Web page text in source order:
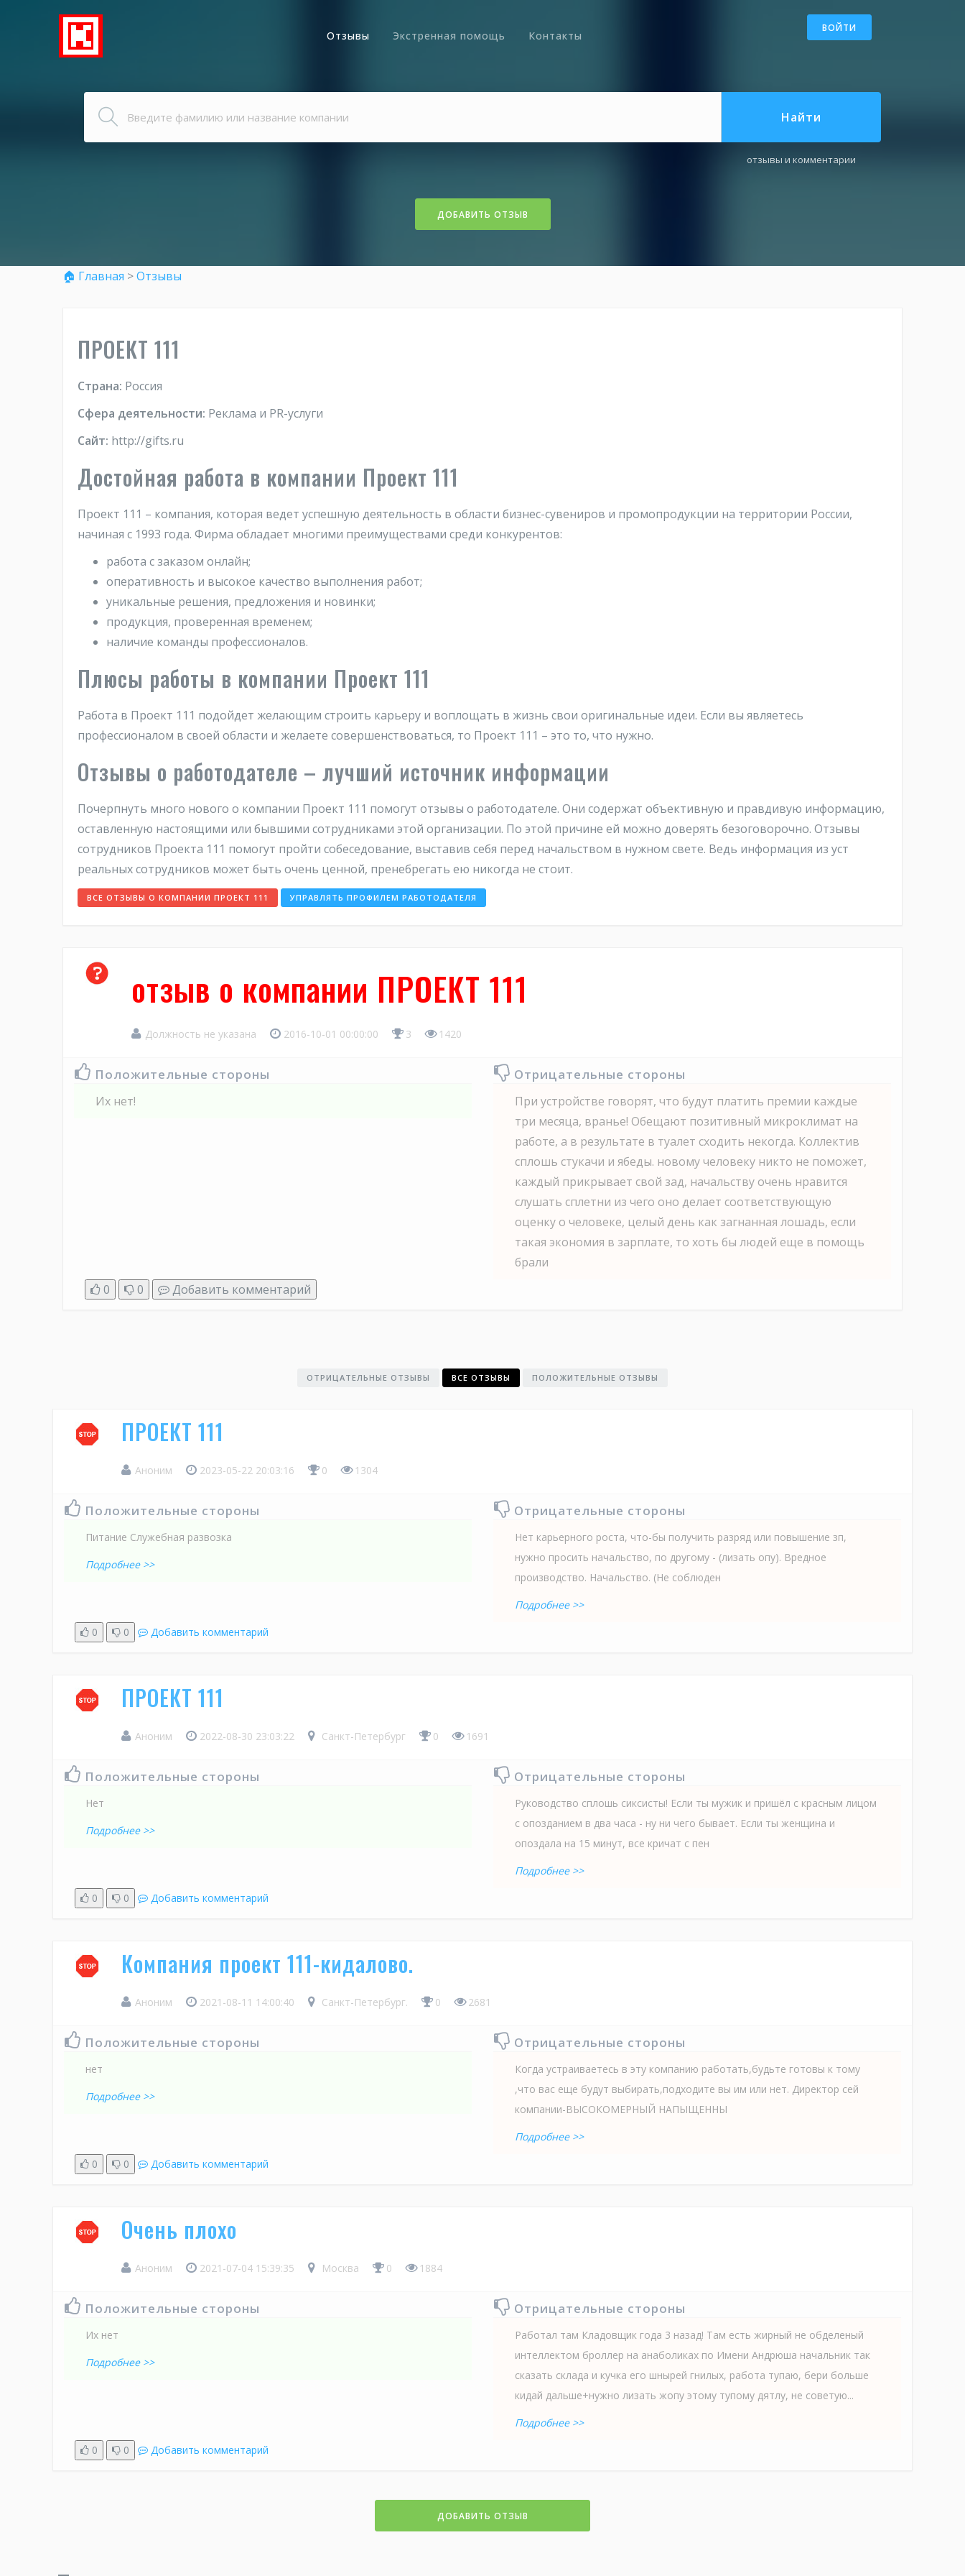
ВОЙТИ
Отзывы Экстренная помощь Контакты
Найти
отзывы и комментарии
ДОБАВИТЬ ОТЗЫВ
🏠 Главная >Отзывы
ПРОЕКТ 111
Страна: Россия
Сфера деятельности: Реклама и PR-услуги
Сайт: http://gifts.ru
Достойная работа в компании Проект 111
Проект 111 – компания, которая ведет успешную деятельность в области бизнес-сувениров и промопродукции на территории России,
начиная с 1993 года. Фирма обладает многими преимуществами среди конкурентов:
работа с заказом онлайн;
оперативность и высокое качество выполнения работ;
уникальные решения, предложения и новинки;
продукция, проверенная временем;
наличие команды профессионалов.
Плюсы работы в компании Проект 111
Работа в Проект 111 подойдет желающим строить карьеру и воплощать в жизнь свои оригинальные идеи. Если вы являетесь
профессионалом в своей области и желаете совершенствоваться, то Проект 111 – это то, что нужно.
Отзывы о работодателе – лучший источник информации
Почерпнуть много нового о компании Проект 111 помогут отзывы о работодателе. Они содержат объективную и правдивую информацию,
оставленную настоящими или бывшими сотрудниками этой организации. По этой причине ей можно доверять безоговорочно. Отзывы
сотрудников Проекта 111 помогут пройти собеседование, выставив себя перед начальством в нужном свете. Ведь информация из уст
реальных сотрудников может быть очень ценной, пренебрегать ею никогда не стоит.
ВСЕ ОТЗЫВЫ О КОМПАНИИ ПРОЕКТ 111 УПРАВЛЯТЬ ПРОФИЛЕМ РАБОТОДАТЕЛЯ
отзыв о компании ПРОЕКТ 111
Должность не указана 2016-10-01 00:00:00 3 1420
Положительные стороны
Их нет!
Отрицательные стороны
При устройстве говорят, что будут платить премии каждые
три месяца, вранье! Обещают позитивный микроклимат на
работе, а в результате в туалет сходить некогда. Коллектив
сплошь стукачи и ябеды. новому человеку никто не поможет,
каждый прикрывает свой зад, начальству очень нравится
слушать сплетни из чего оно делает соответствующую
оценку о человеке, целый день как загнанная лошадь, если
такая экономия в зарплате, то хоть бы людей еще в помощь
брали
0
0 Добавить комментарий
ОТРИЦАТЕЛЬНЫЕ ОТЗЫВЫ ВСЕ ОТЗЫВЫ ПОЛОЖИТЕЛЬНЫЕ ОТЗЫВЫ
ПРОЕКТ 111
Аноним 2023-05-22 20:03:16 0 1304
Положительные стороны
Питание Служебная развозка
Подробнее >>
Отрицательные стороны
Нет карьерного роста, что-бы получить разряд или повышение зп,
нужно просить начальство, по другому - (лизать опу). Вредное
производство. Начальство. (Не соблюден
Подробнее >>
0
0 Добавить комментарий
ПРОЕКТ 111
Аноним 2022-08-30 23:03:22 Санкт-Петербург 0 1691
Положительные стороны
Нет
Подробнее >>
Отрицательные стороны
Руководство сплошь сиксисты! Если ты мужик и пришёл с красным лицом
с опозданием в два часа - ну ни чего бывает. Если ты женщина и
опоздала на 15 минут, все кричат с пен
Подробнее >>
0
0 Добавить комментарий
Компания проект 111-кидалово.
Аноним 2021-08-11 14:00:40 Санкт-Петербург. 0 2681
Положительные стороны
нет
Подробнее >>
Отрицательные стороны
Когда устраиваетесь в эту компанию работать,будьте готовы к тому
,что вас еще будут выбирать,подходите вы им или нет. Директор сей
компании-ВЫСОКОМЕРНЫЙ НАПЫЩЕННЫ
Подробнее >>
0
0 Добавить комментарий
Очень плохо
Аноним 2021-07-04 15:39:35 Москва 0 1884
Положительные стороны
Их нет
Подробнее >>
Отрицательные стороны
Работал там Кладовщик года 3 назад! Там есть жирный не обделеный
интеллектом броллер на анаболиках по Имени Андрюша начальник так
сказать склада и кучка его шнырей гнилых, работа тупаю, бери больше
кидай дальше+нужно лизать жопу этому тупому дятлу, не советую...
Подробнее >>
0
0 Добавить комментарий
ДОБАВИТЬ ОТЗЫВ